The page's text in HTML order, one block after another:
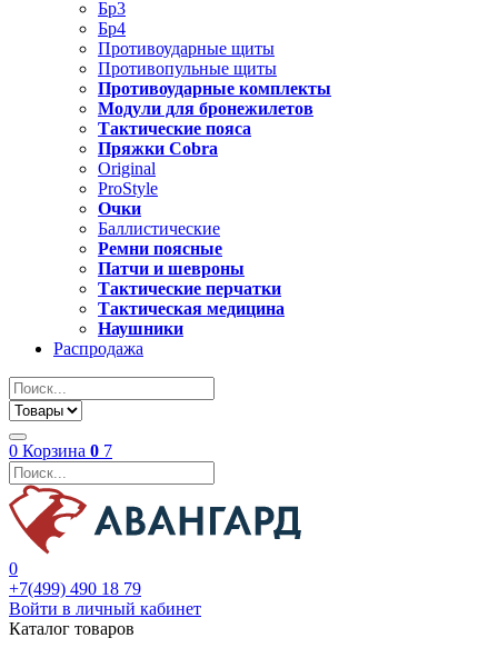
Бр3
Бр4
Противоударные щиты
Противопульные щиты
Противоударные комплекты
Модули для бронежилетов
Тактические пояса
Пряжки Cobra
Original
ProStyle
Очки
Баллистические
Ремни поясные
Патчи и шевроны
Тактические перчатки
Тактическая медицина
Наушники
Распродажа
0 Корзина 0 7
0
+7(499) 490 18 79
Войти в личный кабинет
Каталог товаров